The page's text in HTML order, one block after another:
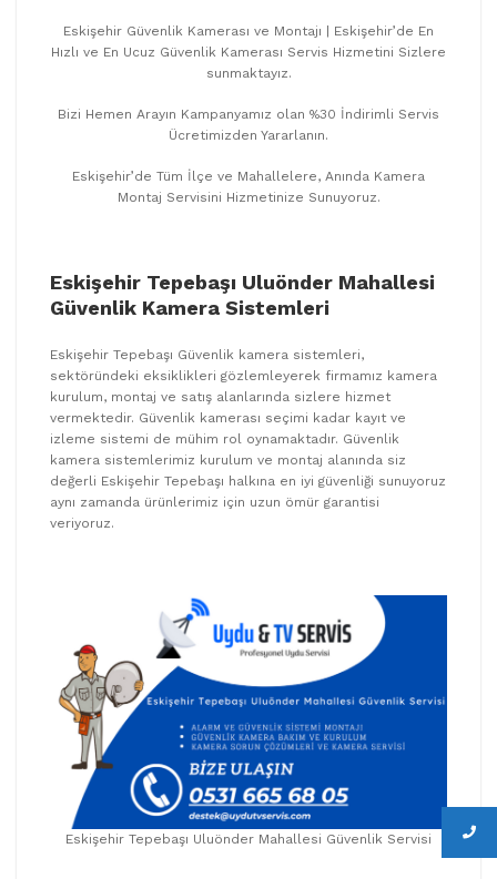
Eskişehir Güvenlik Kamerası ve Montajı | Eskişehir’de En
Hızlı ve En Ucuz Güvenlik Kamerası Servis Hizmetini Sizlere
sunmaktayız.
Bizi Hemen Arayın Kampanyamız olan %30 İndirimli Servis
Ücretimizden Yararlanın.
Eskişehir’de Tüm İlçe ve Mahallelere, Anında Kamera
Montaj Servisini Hizmetinize Sunuyoruz.
Eskişehir Tepebaşı Uluönder Mahallesi
Güvenlik Kamera Sistemleri
Eskişehir Tepebaşı Güvenlik kamera sistemleri,
sektöründeki eksiklikleri gözlemleyerek firmamız kamera
kurulum, montaj ve satış alanlarında sizlere hizmet
vermektedir. Güvenlik kamerası seçimi kadar kayıt ve
izleme sistemi de mühim rol oynamaktadır. Güvenlik
kamera sistemlerimiz kurulum ve montaj alanında siz
değerli Eskişehir Tepebaşı halkına en iyi güvenliği sunuyoruz
aynı zamanda ürünlerimiz için uzun ömür garantisi
veriyoruz.
Eskişehir Tepebaşı Uluönder Mahallesi Güvenlik Servisi